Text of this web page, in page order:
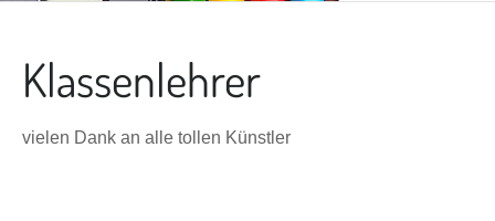
Klassenlehrer
vielen Dank an alle tollen Künstler